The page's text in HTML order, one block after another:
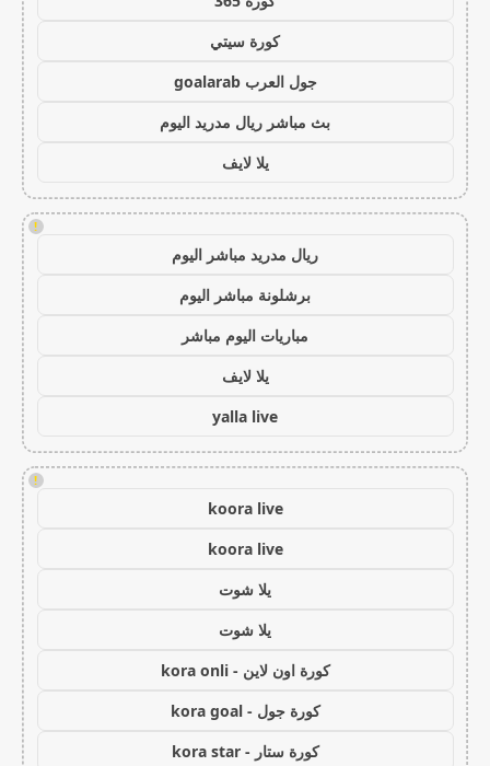
كورة سيتي
جول العرب goalarab
بث مباشر ريال مدريد اليوم
يلا لايف
!
ريال مدريد مباشر اليوم
برشلونة مباشر اليوم
مباريات اليوم مباشر
يلا لايف
yalla live
!
koora live
koora live
يلا شوت
يلا شوت
كورة اون لاين - kora onli
كورة جول - kora goal
كورة ستار - kora star